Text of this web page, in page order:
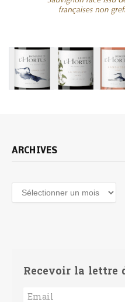
ARCHIVES
Archives
Recevoir la lettre